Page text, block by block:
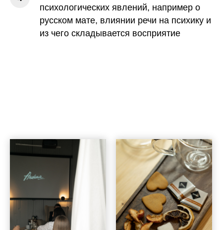
психологических явлений, например о
русском мате, влиянии речи на психику и
из чего складывается восприятие